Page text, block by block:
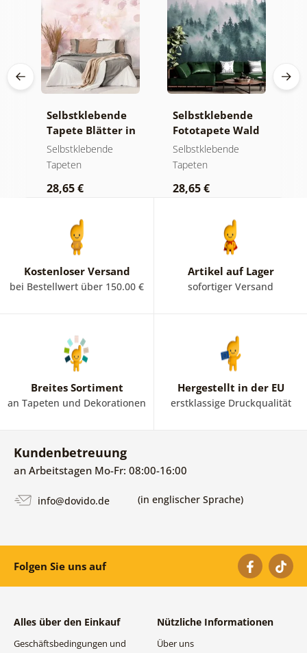
Selbstklebende
Tapete Blätter in
Pastelltönen
Selbstklebende
Tapeten
28,65 €
Selbstklebende
Fototapete Wald
im Nebel
Selbstklebende
Tapeten
28,65 €
Kostenloser Versand
bei Bestellwert über 150.00 €
Artikel auf Lager
sofortiger Versand
Breites Sortiment
an Tapeten und Dekorationen
Hergestellt in der EU
erstklassige Druckqualität
Kundenbetreuung
an Arbeitstagen Mo-Fr: 08:00-16:00
info@dovido.de (in englischer Sprache)
Folgen Sie uns auf
Alles über den Einkauf
Geschäftsbedingungen und
Nützliche Informationen
Über uns